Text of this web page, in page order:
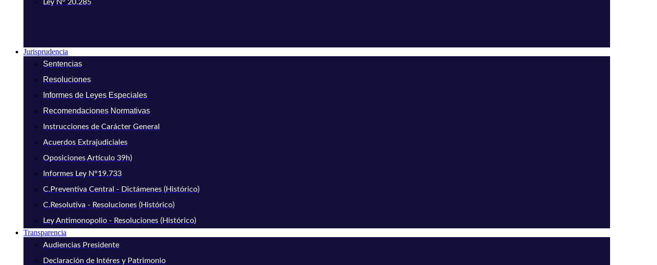
Ley N° 20.285
Jurisprudencia
Sentencias
Resoluciones
Informes de Leyes Especiales
Recomendaciones Normativas
Instrucciones de Carácter General
Acuerdos Extrajudiciales
Oposiciones Artículo 39h)
Informes Ley N°19.733
C.Preventiva Central - Dictámenes (Histórico)
C.Resolutiva - Resoluciones (Histórico)
Ley Antimonopolio - Resoluciones (Histórico)
Transparencia
Audiencias Presidente
Declaración de Intéres y Patrimonio